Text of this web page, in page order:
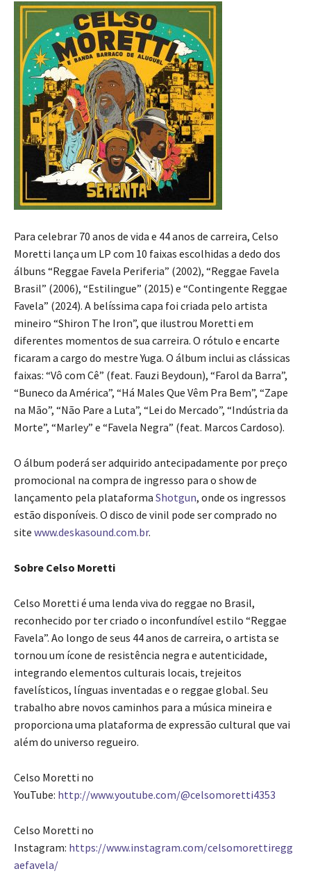
Para celebrar 70 anos de vida e 44 anos de carreira, Celso
Moretti lança um LP com 10 faixas escolhidas a dedo dos
álbuns “Reggae Favela Periferia” (2002), “Reggae Favela
Brasil” (2006), “Estilingue” (2015) e “Contingente Reggae
Favela” (2024). A belíssima capa foi criada pelo artista
mineiro “Shiron The Iron”, que ilustrou Moretti em
diferentes momentos de sua carreira. O rótulo e encarte
ficaram a cargo do mestre Yuga. O álbum inclui as clássicas
faixas: “Vô com Cê” (feat. Fauzi Beydoun), “Farol da Barra”,
“Buneco da América”, “Há Males Que Vêm Pra Bem”, “Zape
na Mão”, “Não Pare a Luta”, “Lei do Mercado”, “Indústria da
Morte”, “Marley” e “Favela Negra” (feat. Marcos Cardoso).
O álbum poderá ser adquirido antecipadamente por preço
promocional na compra de ingresso para o show de
lançamento pela plataforma Shotgun, onde os ingressos
estão disponíveis. O disco de vinil pode ser comprado no
site www.deskasound.com.br.
Sobre Celso Moretti
Celso Moretti é uma lenda viva do reggae no Brasil,
reconhecido por ter criado o inconfundível estilo “Reggae
Favela”. Ao longo de seus 44 anos de carreira, o artista se
tornou um ícone de resistência negra e autenticidade,
integrando elementos culturais locais, trejeitos
favelísticos, línguas inventadas e o reggae global. Seu
trabalho abre novos caminhos para a música mineira e
proporciona uma plataforma de expressão cultural que vai
além do universo regueiro.
Celso Moretti no
YouTube: http://www.youtube.com/@celsomoretti4353
Celso Moretti no
Instagram: https://www.instagram.com/celsomorettiregg
aefavela/